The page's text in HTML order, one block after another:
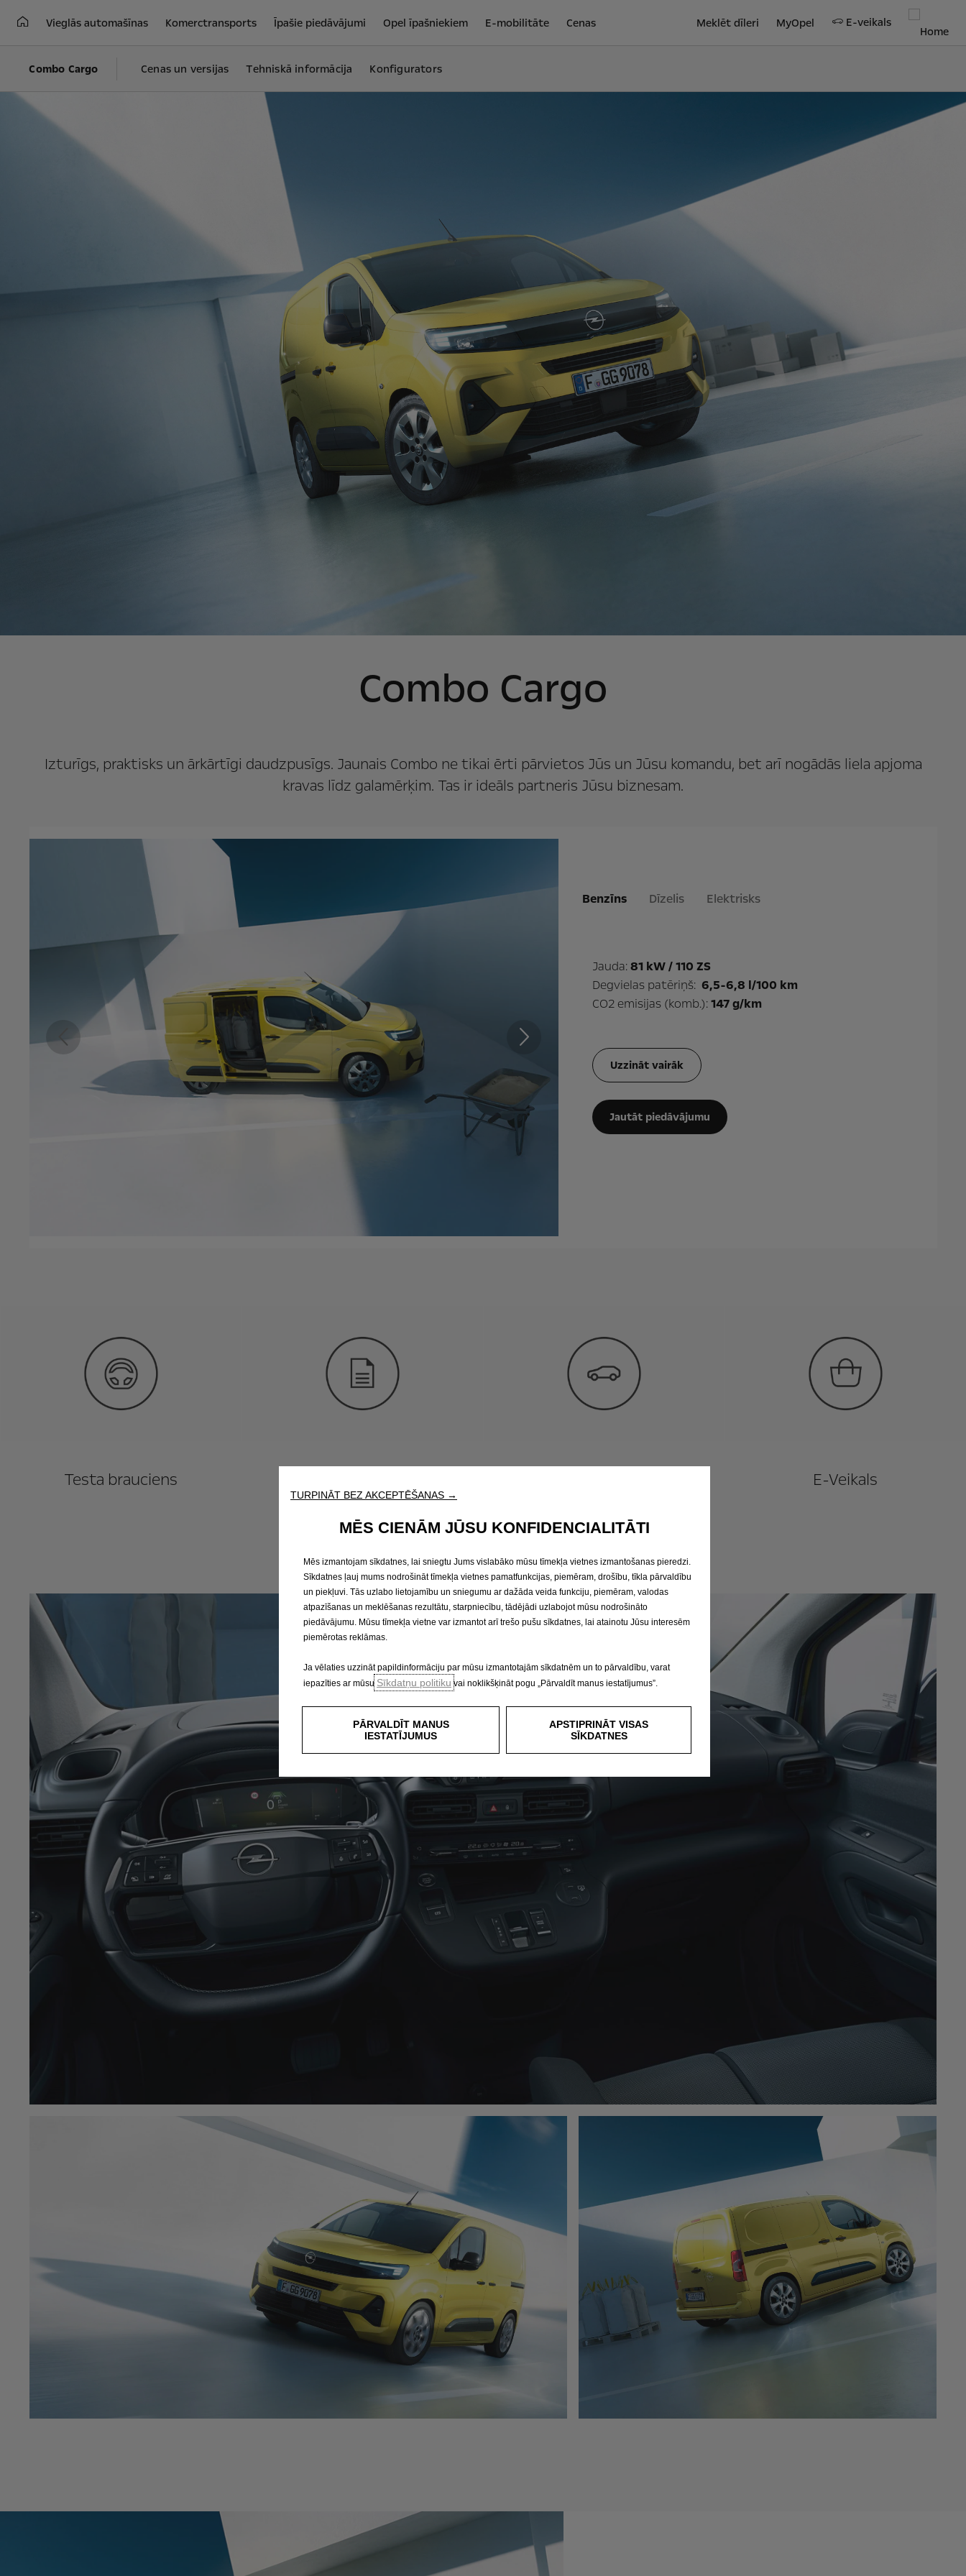
Meklēt dīleri MyOpel E-veikals
Vieglās automašīnas Komerctransports Īpašie piedāvājumi Opel īpašniekiem E-mobilitāte Cenas
Combo Cargo Cenas un versijas Tehniskā informācija Konfigurators
Combo Cargo
Izturīgs, praktisks un ārkārtīgi daudzpusīgs. Jaunais Combo ne tikai ērti pārvietos Jūs un Jūsu komandu, bet arī nogādās liela apjoma
kravas līdz galamērķim. Tas ir ideāls partneris Jūsu biznesam.
Jauda:81 kW / 110 ZS
Degvielas patēriņš:6,5-6,8 l/100 km
CO2 emisijas (komb.):147 g/km
Uzzināt vairāk
Jautāt piedāvājumu
Benzīns Dīzelis Elektrisks
Testa brauciens E-Veikals
TURPINĀT BEZ AKCEPTĒŠANAS →
MĒS CIENĀM JŪSU KONFIDENCIALITĀTI
Mēs izmantojam sīkdatnes, lai sniegtu Jums vislabāko mūsu tīmekļa vietnes izmantošanas pieredzi.
Sīkdatnes ļauj mums nodrošināt tīmekļa vietnes pamatfunkcijas, piemēram, drošību, tīkla pārvaldību
un piekļuvi. Tās uzlabo lietojamību un sniegumu ar dažāda veida funkciju, piemēram, valodas
atpazīšanas un meklēšanas rezultātu, starpniecību, tādējādi uzlabojot mūsu nodrošināto
piedāvājumu. Mūsu tīmekļa vietne var izmantot arī trešo pušu sīkdatnes, lai atainotu Jūsu interesēm
piemērotas reklāmas.
Ja vēlaties uzzināt papildinformāciju par mūsu izmantotajām sīkdatnēm un to pārvaldību, varat
iepazīties ar mūsu Sīkdatņu politiku vai noklikšķināt pogu „Pārvaldīt manus iestatījumus”.
PĀRVALDĪT MANUS
IESTATĪJUMUS
APSTIPRINĀT VISAS
SĪKDATNES